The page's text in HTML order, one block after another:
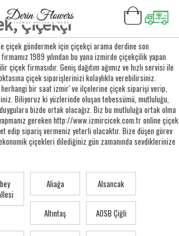
Çiçekçi
çiçek göndermek için çiçekçi arama derdine son
1989 yılından bu yana izmirde çiçekçilik yapan
çiçek firmasıdır. Geniş dağıtım ağımız ve hızlı servisi ile
çiçek siparişlerinizi kolaylıkla verebilirsiniz.
bir saat izmir' ve ilçelerine çiçek siparişi verip,
Biliyoruz ki yüzlerinde oluşan tebessümü, mutluluğu,
bizde ortak olacağız. Biz bu mutluluğa ortak olma
gereken http://www.izmircicek.com.tr online çiçek
edip sipariş vermeniz yeterli olacaktır. Bize düşen görev
çiçekleri dilediğiniz gün zamanında sevdiklerinize
Aliağa Alsancak
Altıntaş AOSB Çiğli